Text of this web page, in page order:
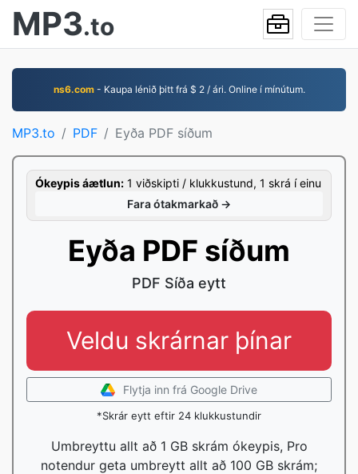
MP3.to
ns6.com- Kaupa lénið þitt frá $ 2 / ári. Online í mínútum.
MP3.to PDF Eyða PDF síðum
Ókeypis áætlun: 1 viðskipti / klukkustund, 1 skrá í einu
Fara ótakmarkað →
Eyða PDF síðum
PDF Síða eytt
Veldu skrárnar þínar
Flytja inn frá Google Drive
*Skrár eytt eftir 24 klukkustundir
Umbreyttu allt að 1 GB skrám ókeypis, Pro
notendur geta umbreytt allt að 100 GB skrám;